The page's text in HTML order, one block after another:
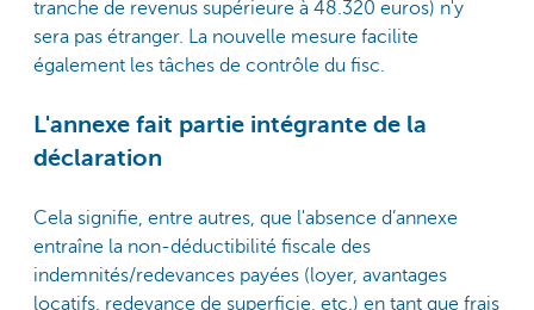
tranche de revenus supérieure à 48.320 euros) n'y
sera pas étranger. La nouvelle mesure facilite
également les tâches de contrôle du fisc.
L'annexe fait partie intégrante de la
déclaration
Cela signifie, entre autres, que l'absence d’annexe
entraîne la non-déductibilité fiscale des
indemnités/redevances payées (loyer, avantages
locatifs, redevance de superficie, etc.) en tant que frais